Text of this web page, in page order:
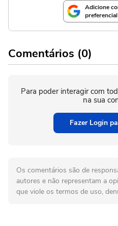
Adicione
Comentários (0)
Para poder interagir com
na sua
Fazer Login
Os comentários são de
autores e não representam a
que viole os termos de uso,